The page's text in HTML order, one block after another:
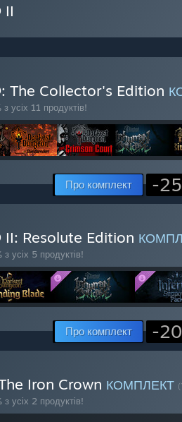
II
The Collector's Edition
усіх 11 продуктів!
Про комплект -
Resolute Edition
усіх 5 продуктів!
Про комплект -
Iron Crown КОМПЛЕКТ
усіх 2 продуктів!